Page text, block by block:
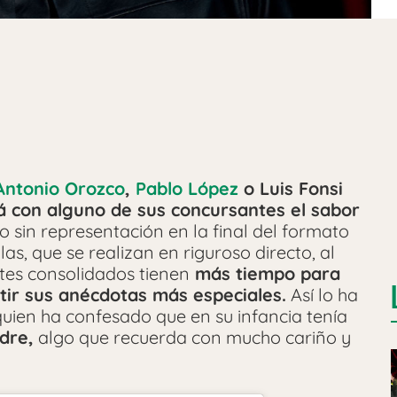
Orozco, Pablo López o Luis Fonsi
alguno de sus concursantes el sabor
sin representación en la final del formato
que se realizan en riguroso directo, al
consolidados tienen más tiempo para
sus anécdotas más especiales. Así lo ha
ha confesado que en su infancia tenía
algo que recuerda con mucho cariño y